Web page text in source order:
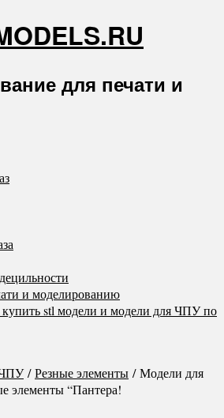
для печати и
и моделированию
stl модели и модели для ЧПУ по
/Резные элементы / Модели для
элементы “Пантера!